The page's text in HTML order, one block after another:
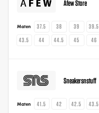
Afew Store
Maten 37.5 38 39 39.5
43.5
44 44.5 45 46
Sneakersnstuff
Maten 41.5 42 42.5 43.5